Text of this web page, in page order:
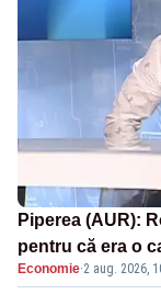
Piperea (AUR):
pentru că era o
pensii
Economie·2 aug. 2026,